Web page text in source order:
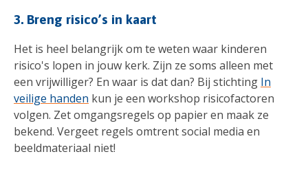
3. Breng risico’s in kaart
Het is heel belangrijk om te weten waar kinderen
risico's lopen in jouw kerk. Zijn ze soms alleen met
een vrijwilliger? En waar is dat dan? Bij stichting In
veilige handen kun je een workshop risicofactoren
volgen. Zet omgangsregels op papier en maak ze
bekend. Vergeet regels omtrent social media en
beeldmateriaal niet!